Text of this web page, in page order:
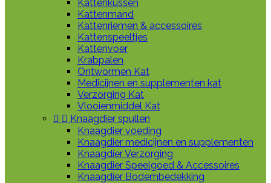
Kattenkussen
Kattenmand
Kattenriemen & accessoires
Kattenspeeltjes
Kattenvoer
Krabpalen
Ontwormen Kat
Medicijnen en supplementen kat
Verzorging Kat
Vlooienmiddel Kat
  Knaagdier spullen
Knaagdier voeding
Knaagdier medicijnen en supplementen
Knaagdier Verzorging
Knaagdier Speelgoed & Accessoires
Knaagdier Bodembedekking